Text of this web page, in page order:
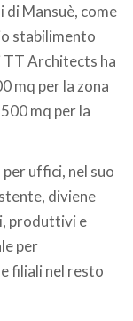
Mansuè, come
stabilimento
Architects ha
mq per la zona
mq per la
uffici, nel suo
diviene
produttivi e
per
filiali nel resto